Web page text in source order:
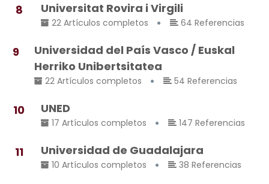
8 Universitat Rovira i Virgili
22 Artículos completos 64 Referencias
9
Universidad del País Vasco / Euskal
Herriko Unibertsitatea
22 Artículos completos 54 Referencias
10 UNED
17 Artículos completos 147 Referencias
11 Universidad de Guadalajara
10 Artículos completos 38 Referencias